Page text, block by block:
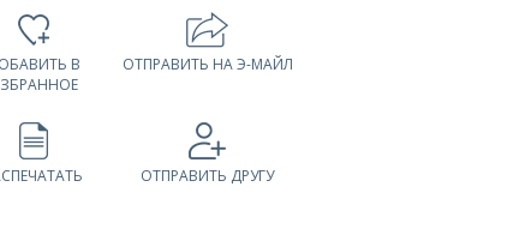
В
ОТПРАВИТЬ НА Э-МАЙЛ
ОТПРАВИТЬ ДРУГУ